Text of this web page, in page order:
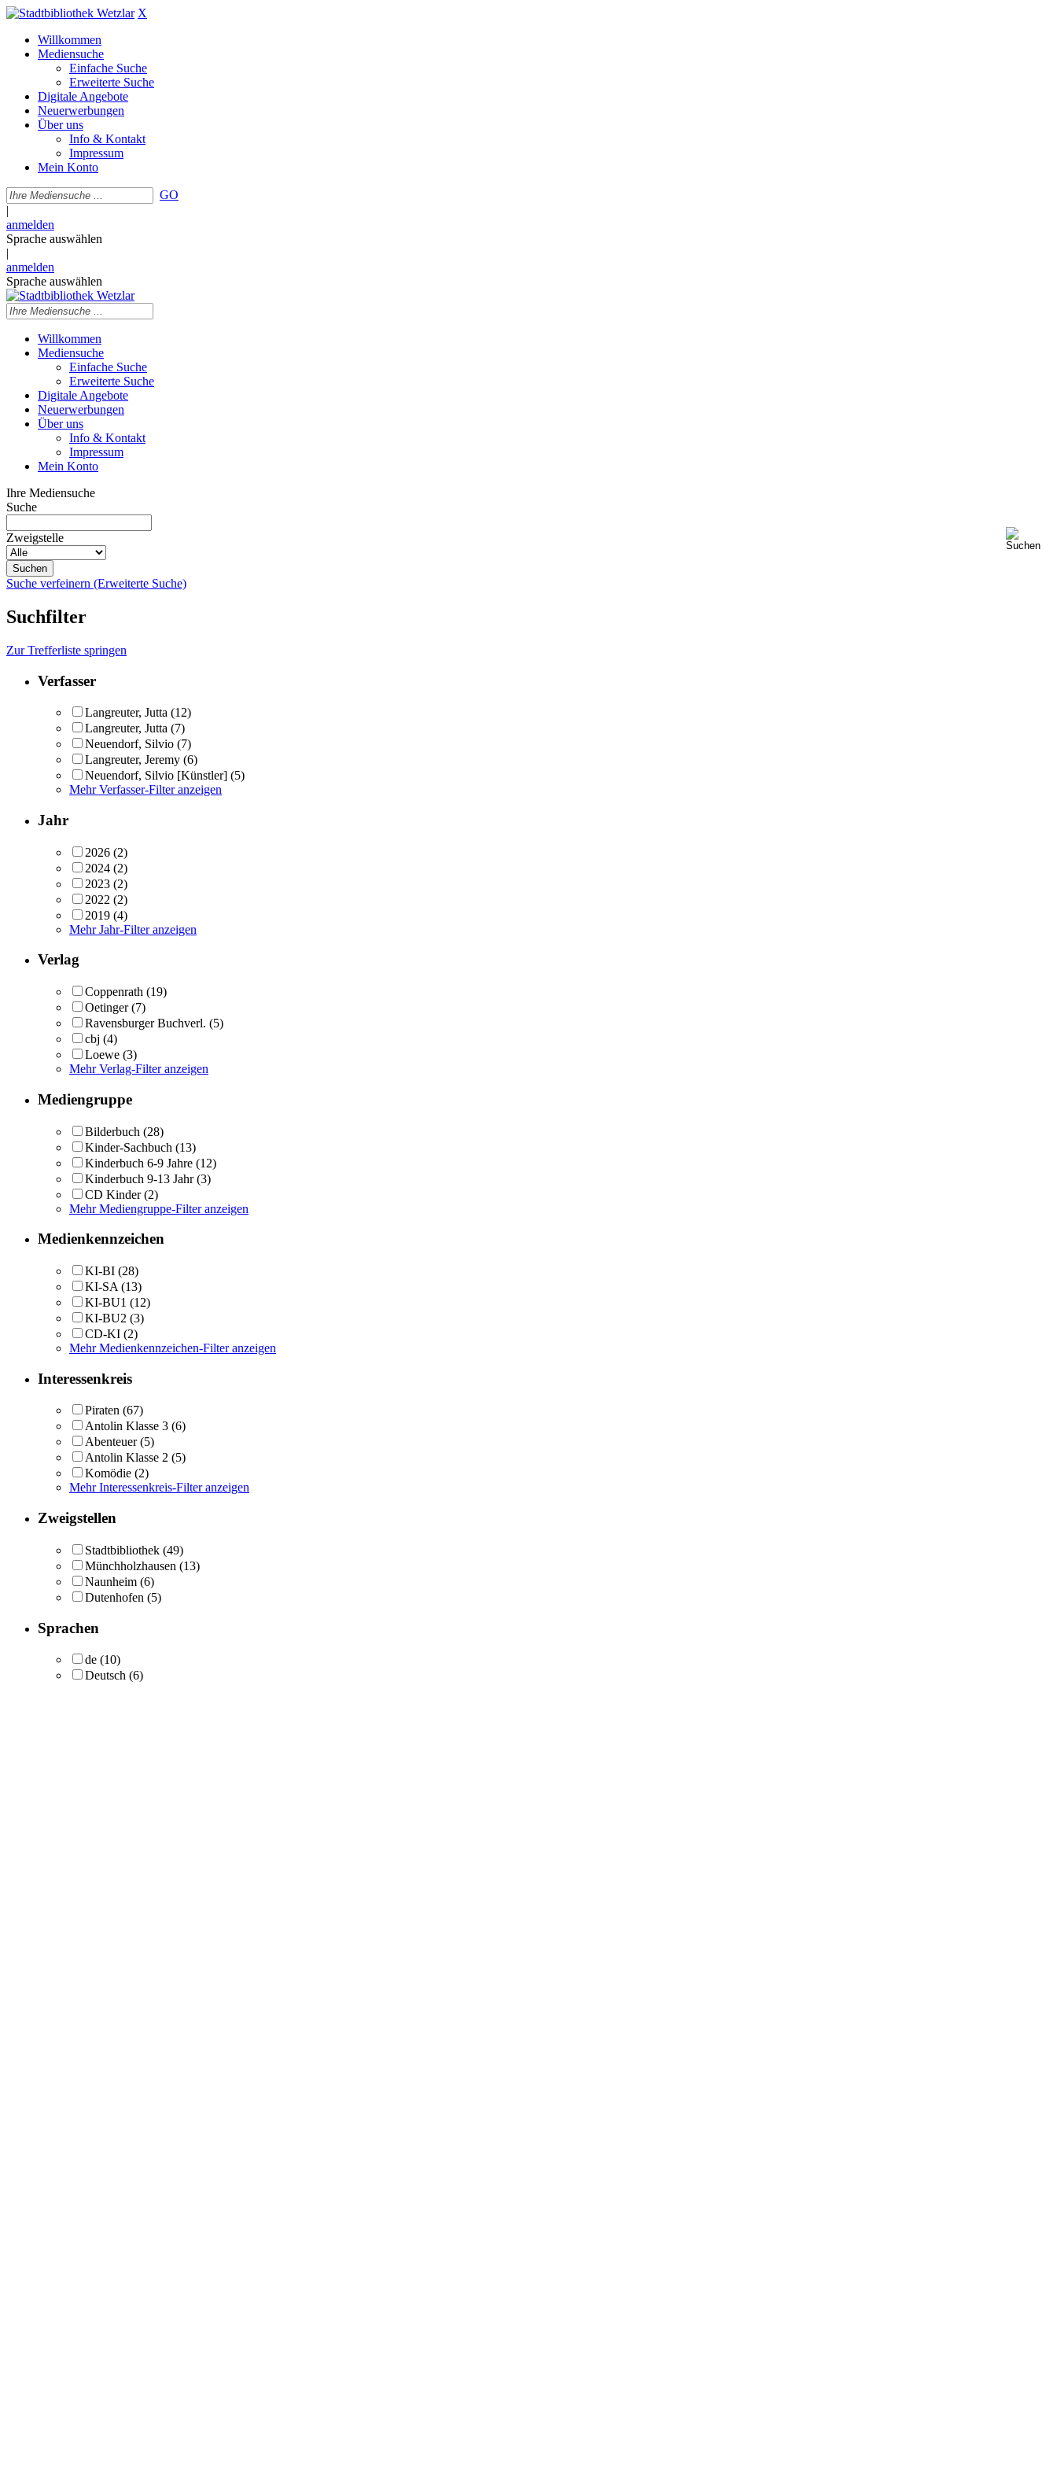
X
Willkommen
Mediensuche
Einfache Suche
Erweiterte Suche
Digitale Angebote
Neuerwerbungen
Über uns
Info & Kontakt
Impressum
Mein Konto
GO
|
anmelden
Sprache auswählen
|
anmelden
Sprache auswählen
Willkommen
Mediensuche
Einfache Suche
Erweiterte Suche
Digitale Angebote
Neuerwerbungen
Über uns
Info & Kontakt
Impressum
Mein Konto
Ihre Mediensuche
Suche
Zweigstelle
Suche verfeinern (Erweiterte Suche)
Suchfilter
Zur Trefferliste springen
Verfasser
Langreuter, Jutta (12)
Langreuter, Jutta (7)
Neuendorf, Silvio (7)
Langreuter, Jeremy (6)
Neuendorf, Silvio [Künstler] (5)
Mehr Verfasser-Filter anzeigen
Jahr
2026 (2)
2024 (2)
2023 (2)
2022 (2)
2019 (4)
Mehr Jahr-Filter anzeigen
Verlag
Coppenrath (19)
Oetinger (7)
Ravensburger Buchverl. (5)
cbj (4)
Loewe (3)
Mehr Verlag-Filter anzeigen
Mediengruppe
Bilderbuch (28)
Kinder-Sachbuch (13)
Kinderbuch 6-9 Jahre (12)
Kinderbuch 9-13 Jahr (3)
CD Kinder (2)
Mehr Mediengruppe-Filter anzeigen
Medienkennzeichen
KI-BI (28)
KI-SA (13)
KI-BU1 (12)
KI-BU2 (3)
CD-KI (2)
Mehr Medienkennzeichen-Filter anzeigen
Interessenkreis
Piraten (67)
Antolin Klasse 3 (6)
Abenteuer (5)
Antolin Klasse 2 (5)
Komödie (2)
Mehr Interessenkreis-Filter anzeigen
Zweigstellen
Stadtbibliothek (49)
Münchholzhausen (13)
Naunheim (6)
Dutenhofen (5)
Sprachen
de (10)
Deutsch (6)